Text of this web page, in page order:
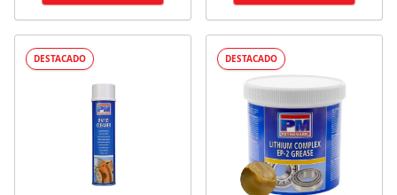
DESTACADO DESTACADO